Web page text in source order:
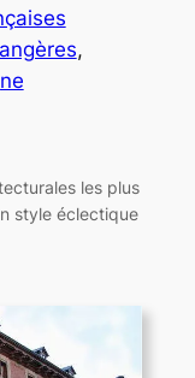
les plus
style éclectique